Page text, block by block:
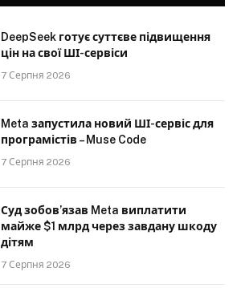
DeepSeek готує суттєве підвищення
цін на свої ШІ-сервіси
7 Серпня 2026
Meta запустила новий ШІ-сервіс для
програмістів – Muse Code
7 Серпня 2026
Суд зобов’язав Meta виплатити
майже $1 млрд через завдану шкоду
дітям
7 Серпня 2026